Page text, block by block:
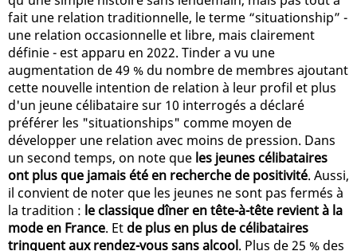
fait une relation traditionnelle, le terme “situationship” -
une relation occasionnelle et libre, mais clairement
définie - est apparu en 2022. Tinder a vu une
augmentation de 49 % du nombre de membres ajoutant
cette nouvelle intention de relation à leur profil et plus
d'un jeune célibataire sur 10 interrogés a déclaré
préférer les "situationships" comme moyen de
développer une relation avec moins de pression. Dans
un second temps, on note que les jeunes célibataires
ont plus que jamais été en recherche de positivité. Aussi,
il convient de noter que les jeunes ne sont pas fermés à
la tradition : le classique dîner en tête-à-tête revient à la
mode en France. Et de plus en plus de célibataires
trinquent aux rendez-vous sans alcool. Plus de 25 % des